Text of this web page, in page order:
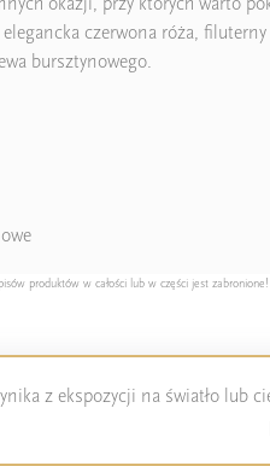
czerwona róża,
bursztynowego.
produktów w całości lub w części jest
z ekspozycji na światło lub